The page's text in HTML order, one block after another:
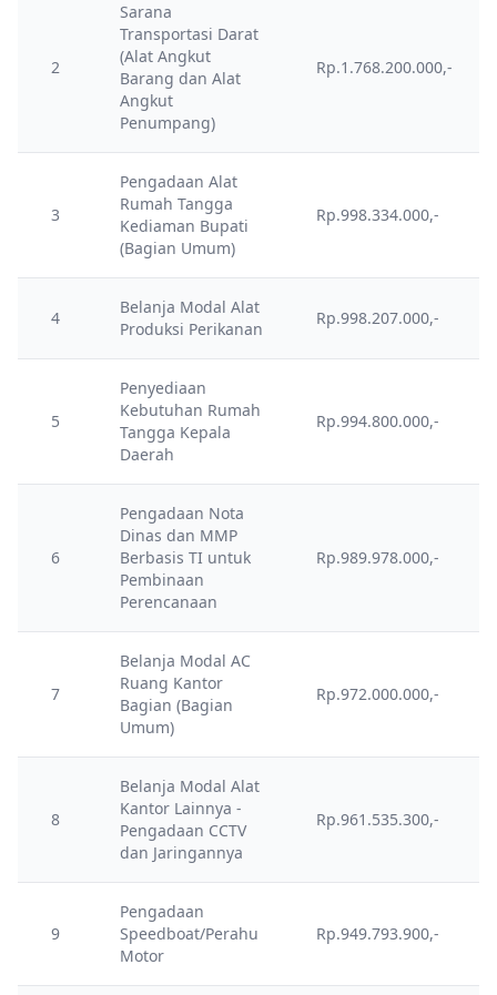
2
Sarana
Transportasi Darat
(Alat Angkut
Barang dan Alat
Angkut
Penumpang)
Rp.1.768.200.000,-
3
Pengadaan Alat
Rumah Tangga
Kediaman Bupati
(Bagian Umum)
Rp.998.334.000,-
4
Belanja Modal Alat
Produksi Perikanan
Rp.998.207.000,-
5
Penyediaan
Kebutuhan Rumah
Tangga Kepala
Daerah
Rp.994.800.000,-
6
Pengadaan Nota
Dinas dan MMP
Berbasis TI untuk
Pembinaan
Perencanaan
Rp.989.978.000,-
7
Belanja Modal AC
Ruang Kantor
Bagian (Bagian
Umum)
Rp.972.000.000,-
8
Belanja Modal Alat
Kantor Lainnya -
Pengadaan CCTV
dan Jaringannya
Rp.961.535.300,-
9
Pengadaan
Speedboat/Perahu
Motor
Rp.949.793.900,-